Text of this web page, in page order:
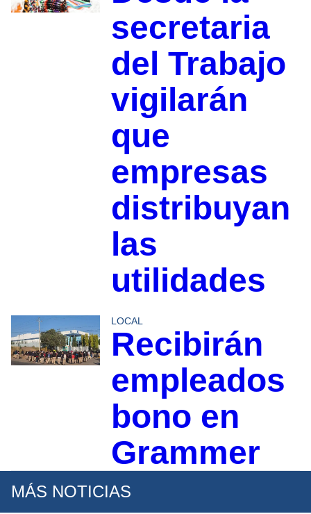
secretaria
del Trabajo
vigilarán
que
empresas
distribuyan
las
utilidades
LOCAL
Recibirán
empleados
bono en
Grammer
MÁS NOTICIAS